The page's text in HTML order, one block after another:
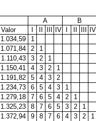
A B
Valor IV IV
1.034,59
1
1.071,84 2
1
1.110,43 3 2
1
1.150,41 4 3 2
1
1.191,82 5 4 3
2
1.234,73 6 5 4 3
1
1.279,18 7 6 5 4 2
1
1.325,23 8 7 6 5 3 2
1
1.372,94 9 8 7 6 4 3 2
1